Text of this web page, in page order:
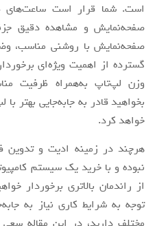
است. شما قرار است ساعت‌های
صفحه‌نمایش و مشاهده دقیق
صفحه‌نمایش با روشنی مناسب،
گسترده از اهمیت ویژه‌ای
وزن لپ‌تاپ به‌همراه ظرفیت
بخواهید قادر به جابه‌جایی بهتر
خواهد کرد.
هرچند در زمینه ادیت و تدوین
نبوده و با خرید یک سیستم
از راندمان بالاتری برخوردار
توجه به شرایط کاری نیاز به